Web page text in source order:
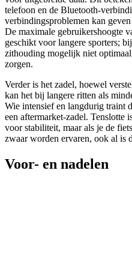
telefoon en de Bluetooth-
verbindingsproblemen kan
De maximale gebruikershoogte
geschikt voor langere sporters;
zithouding mogelijk niet
zorgen.
Verder is het zadel, hoewel
kan het bij langere ritten als
Wie intensief en langdurig traint
een aftermarket-zadel. Tenslotte
voor stabiliteit, maar als je de
zwaar worden ervaren, ook al is
Voor- en nadelen